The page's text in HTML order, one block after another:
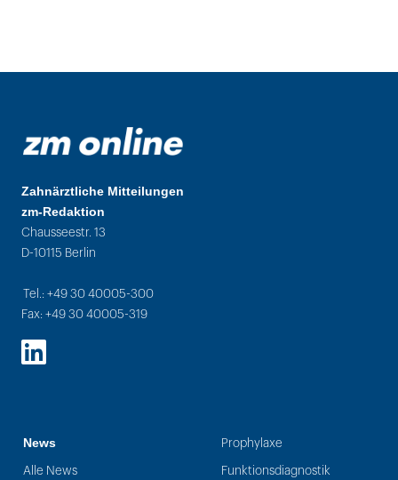
Zahnärztliche Mitteilungen
zm-Redaktion
Chausseestr. 13
D-10115 Berlin
Tel.: +49 30 40005-300
Fax: +49 30 40005-319
LinkedIn
News
Alle News
Prophylaxe
Funktionsdiagnostik